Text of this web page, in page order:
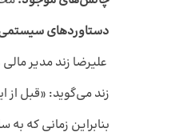
دستاوردهای
علیرضا زند مدیر
زند می‌گوید: «قبل از
بنابراین زمانی که